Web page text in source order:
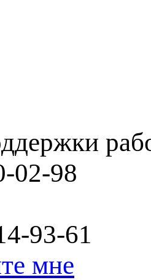
02-98
93-61
мне